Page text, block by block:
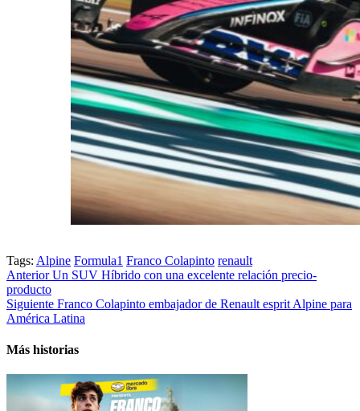
Tags: Alpine Formula1 Franco Colapinto renault
Post
navigation
AnteriorUn SUV Híbrido con una excelente relación precio-
producto
Siguiente Franco Colapinto embajador de Renault esprit Alpine para
América Latina
Más historias